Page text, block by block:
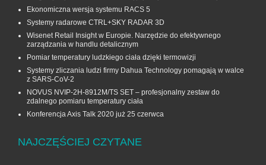
Ekonomiczna wersja systemu RACS 5
Systemy radarowe CTRL+SKY RADAR 3D
Wisenet Retail Insight w Europie. Narzędzie do efektywnego
zarządzania w handlu detalicznym
Pomiar temperatury ludzkiego ciała dzięki termowizji
Systemy zliczania ludzi firmy Dahua Technology pomagają w walce
z SARS-CoV-2
NOVUS NVIP-2H-8912M/TS SET – profesjonalny zestaw do
zdalnego pomiaru temperatury ciała
Konferencja Axis Talk 2020 już 25 czerwca
NAJCZĘŚCIEJ CZYTANE